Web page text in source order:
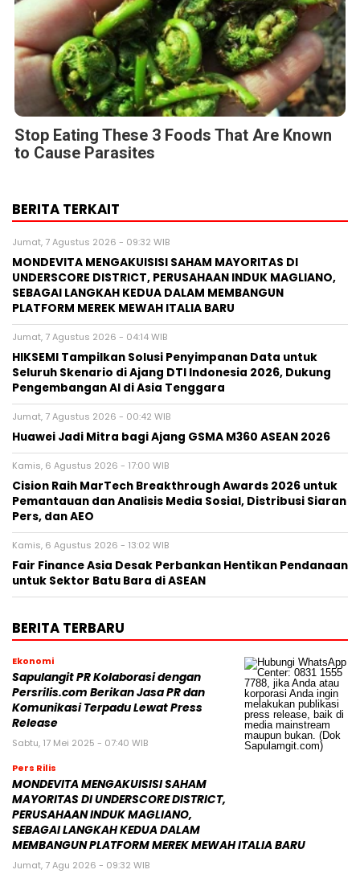
Stop Eating These 3 Foods That Are Known
to Cause Parasites
BERITA TERKAIT
Jumat, 7 Agustus 2026 - 09:32 WIB
MONDEVITA MENGAKUISISI SAHAM MAYORITAS DI
UNDERSCORE DISTRICT, PERUSAHAAN INDUK MAGLIANO,
SEBAGAI LANGKAH KEDUA DALAM MEMBANGUN
PLATFORM MEREK MEWAH ITALIA BARU
Jumat, 7 Agustus 2026 - 04:14 WIB
HIKSEMI Tampilkan Solusi Penyimpanan Data untuk
Seluruh Skenario di Ajang DTI Indonesia 2026, Dukung
Pengembangan AI di Asia Tenggara
Jumat, 7 Agustus 2026 - 00:42 WIB
Huawei Jadi Mitra bagi Ajang GSMA M360 ASEAN 2026
Kamis, 6 Agustus 2026 - 17:00 WIB
Cision Raih MarTech Breakthrough Awards 2026 untuk
Pemantauan dan Analisis Media Sosial, Distribusi Siaran
Pers, dan AEO
Kamis, 6 Agustus 2026 - 13:02 WIB
Fair Finance Asia Desak Perbankan Hentikan Pendanaan
untuk Sektor Batu Bara di ASEAN
BERITA TERBARU
Ekonomi
Sapulangit PR Kolaborasi dengan
Persrilis.com Berikan Jasa PR dan
Komunikasi Terpadu Lewat Press
Release
Sabtu, 17 Mei 2025 - 07:40 WIB
Pers Rilis
MONDEVITA MENGAKUISISI SAHAM
MAYORITAS DI UNDERSCORE DISTRICT,
PERUSAHAAN INDUK MAGLIANO,
SEBAGAI LANGKAH KEDUA DALAM
MEMBANGUN PLATFORM MEREK MEWAH ITALIA BARU
Jumat, 7 Agu 2026 - 09:32 WIB